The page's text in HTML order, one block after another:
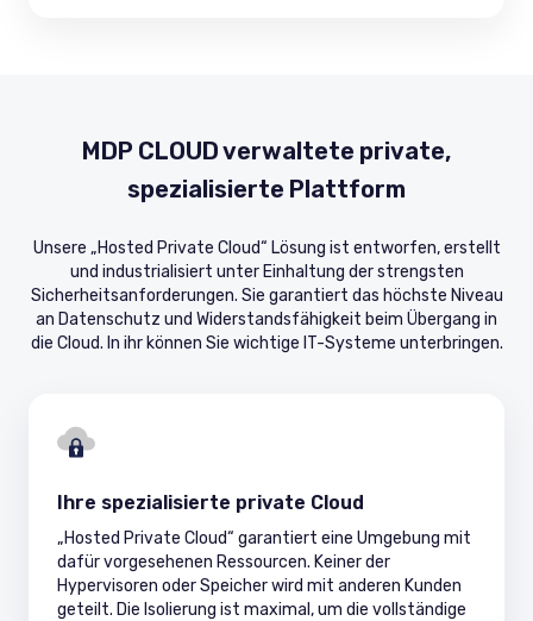
MDP CLOUD verwaltete private,
spezialisierte Plattform
Unsere „Hosted Private Cloud“ Lösung ist entworfen, erstellt
und industrialisiert unter Einhaltung der strengsten
Sicherheitsanforderungen. Sie garantiert das höchste Niveau
an Datenschutz und Widerstandsfähigkeit beim Übergang in
die Cloud. In ihr können Sie wichtige IT-Systeme unterbringen.
Ihre spezialisierte private Cloud
„Hosted Private Cloud“ garantiert eine Umgebung mit
dafür vorgesehenen Ressourcen. Keiner der
Hypervisoren oder Speicher wird mit anderen Kunden
geteilt. Die Isolierung ist maximal, um die vollständige